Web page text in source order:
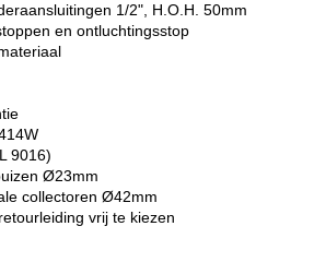
1/2", H.O.H. 50mm
en ontluchtingsstop
9016)
Ø23mm
collectoren Ø42mm
vrij te kiezen